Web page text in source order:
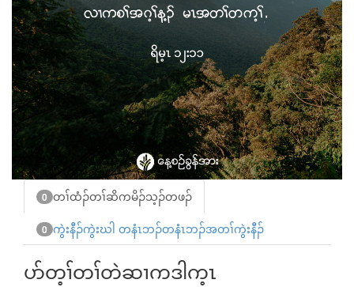
0 တၢ်ထံၣ်တၢ်ဆိကမိၣ်သ့ၣ်တဖၣ်
0 ကွဲးနီၣ်ကွဲးဃါ တနံၤဘၣ်တနံၤဘၣ်အတၢ်ကွဲးနီၣ်
ပာ်တ့ၢ်တၢ်တဲဆၢကဒါက့ၤ